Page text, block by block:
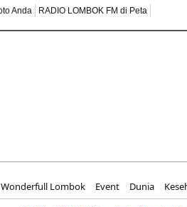
Anda
RADIO LOMBOK FM di Peta
Wonderfull Lombok Event Dunia